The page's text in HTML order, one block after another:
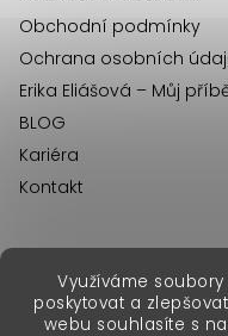
Využíváme
poskytovat a
webu souhlasíte s
Obchodní podmínky
Ochrana osobních
Erika Eliášová – Můj
BLOG
Kariéra
Kontakt
Copyright 2026Erika